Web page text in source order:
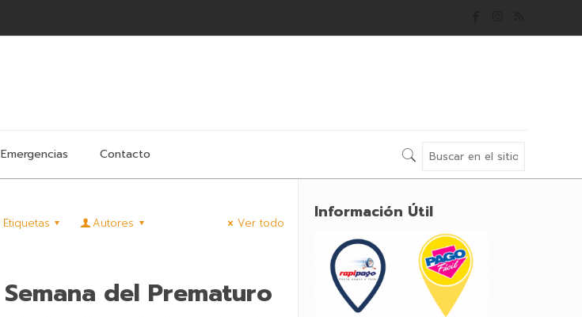
Emergencias Contacto
Etiquetas Autores Ver todo
Semana del Prematuro
Información Útil